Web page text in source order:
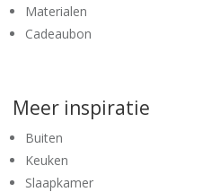
Materialen
Cadeaubon
Meer inspiratie
Buiten
Keuken
Slaapkamer